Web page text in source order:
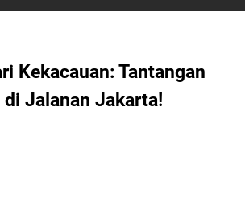
Kekacauan: Tantangan
Jalanan Jakarta!